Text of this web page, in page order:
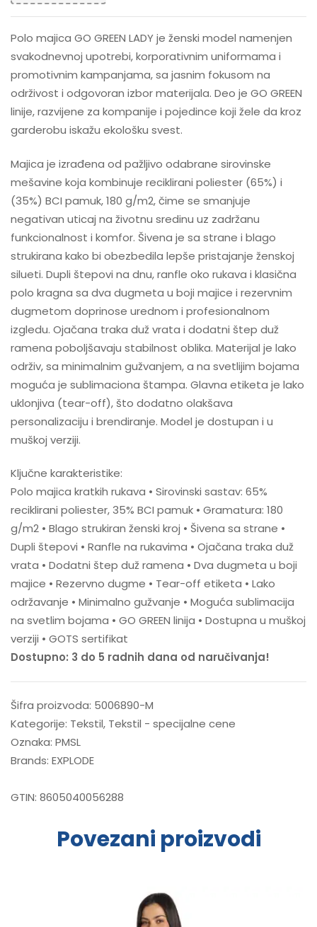
Polo majica GO GREEN LADY je ženski model namenjen
svakodnevnoj upotrebi, korporativnim uniformama i
promotivnim kampanjama, sa jasnim fokusom na
održivost i odgovoran izbor materijala. Deo je GO GREEN
linije, razvijene za kompanije i pojedince koji žele da kroz
garderobu iskažu ekološku svest.
Majica je izrađena od pažljivo odabrane sirovinske
mešavine koja kombinuje reciklirani poliester (65%) i
(35%) BCI pamuk, 180 g/m2, čime se smanjuje
negativan uticaj na životnu sredinu uz zadržanu
funkcionalnost i komfor. Šivena je sa strane i blago
strukirana kako bi obezbedila lepše pristajanje ženskoj
silueti. Dupli štepovi na dnu, ranfle oko rukava i klasična
polo kragna sa dva dugmeta u boji majice i rezervnim
dugmetom doprinose urednom i profesionalnom
izgledu. Ojačana traka duž vrata i dodatni štep duž
ramena poboljšavaju stabilnost oblika. Materijal je lako
održiv, sa minimalnim gužvanjem, a na svetlijim bojama
moguća je sublimaciona štampa. Glavna etiketa je lako
uklonjiva (tear-off), što dodatno olakšava
personalizaciju i brendiranje. Model je dostupan i u
muškoj verziji.
Ključne karakteristike:
Polo majica kratkih rukava • Sirovinski sastav: 65%
reciklirani poliester, 35% BCI pamuk • Gramatura: 180
g/m2 • Blago strukiran ženski kroj • Šivena sa strane •
Dupli štepovi • Ranfle na rukavima • Ojačana traka duž
vrata • Dodatni štep duž ramena • Dva dugmeta u boji
majice • Rezervno dugme • Tear-off etiketa • Lako
održavanje • Minimalno gužvanje • Moguća sublimacija
na svetlim bojama • GO GREEN linija • Dostupna u muškoj
verziji • GOTS sertifikat
Dostupno: 3 do 5 radnih dana od naručivanja!
Šifra proizvoda: 5006890-M
Kategorije: Tekstil, Tekstil - specijalne cene
Oznaka: PMSL
Brands: EXPLODE
GTIN: 8605040056288
Povezani proizvodi